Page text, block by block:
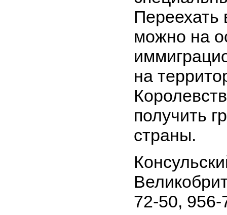
Переехать
можно на
на
получить
страны.
72-50, 956-